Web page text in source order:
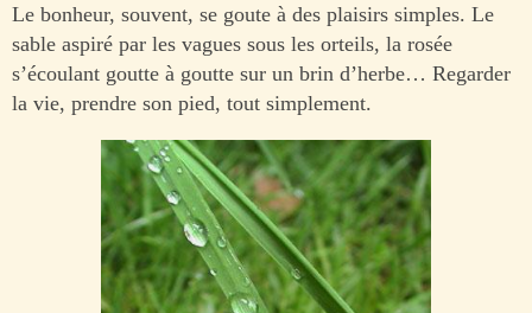
Le bonheur, souvent, se goute à des plaisirs simples. Le
sable aspiré par les vagues sous les orteils, la rosée
s’écoulant goutte à goutte sur un brin d’herbe… Regarder
la vie, prendre son pied, tout simplement.